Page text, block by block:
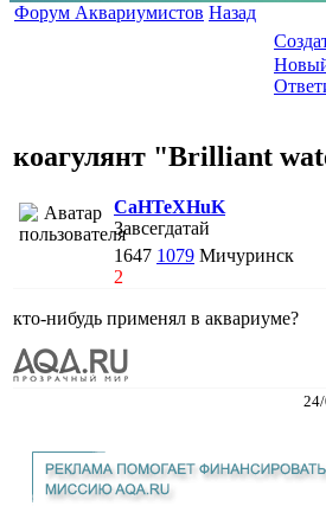
Форум Аквариумистов Назад
коагулянт "Brilliant
CaHTeXHuK
Завсегдатай
1647 1079 Мичуринск
2
кто-нибудь применял в аквариуме?